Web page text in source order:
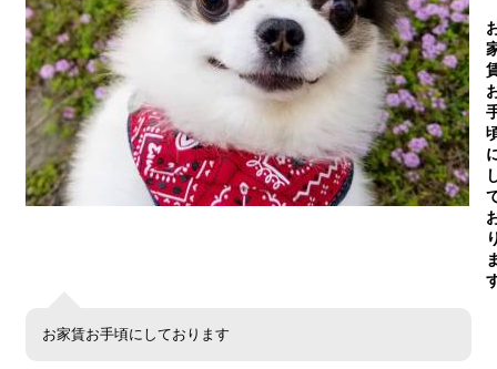
お家賃お手頃にしております